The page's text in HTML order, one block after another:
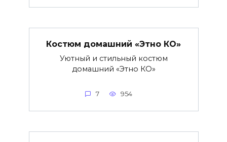
Костюм домашний «Этно КО»
Уютный и стильный костюм
домашний «Этно КО»
7 954